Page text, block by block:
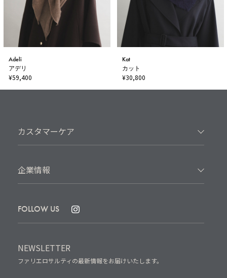
Adeli
アデリ
¥59,400
Kat
カット
¥30,800
カスタマーケア
企業情報
FOLLOW US
NEWSLETTER
ファリエロサルティの最新情報をお届けいたします。